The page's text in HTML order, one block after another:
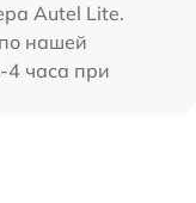
Autel Lite.
нашей
4 часа при